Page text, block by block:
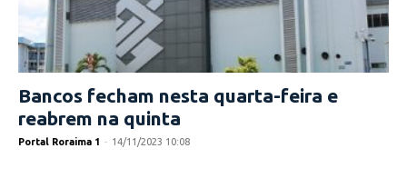
Bancos fecham nesta quarta-feira e
reabrem na quinta
Portal Roraima 1 - 14/11/2023 10:08